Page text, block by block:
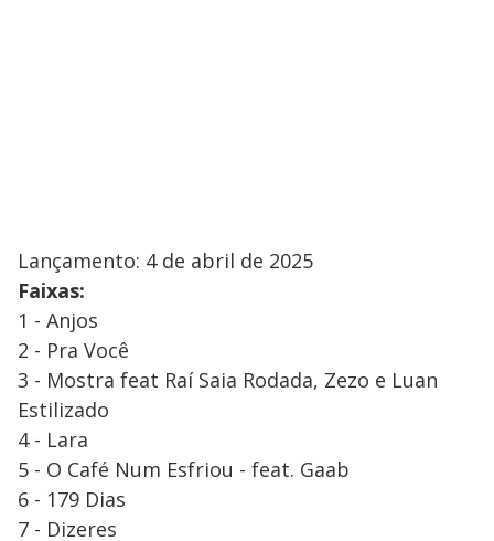
Lançamento: 4 de abril de 2025
Faixas:
1 - Anjos
2 - Pra Você
3 - Mostra feat Raí Saia Rodada, Zezo e Luan
Estilizado
4 - Lara
5 - O Café Num Esfriou - feat. Gaab
6 - 179 Dias
7 - Dizeres